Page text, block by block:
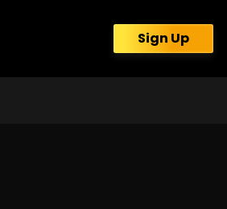
Sign Up